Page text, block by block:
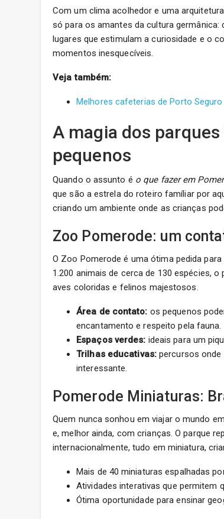
Com um clima acolhedor e uma
só para os amantes da cultura germânica:
lugares que estimulam a curiosidade e o
momentos inesquecíveis.
Veja também:
Melhores cafeterias de Porto Seguro
A magia dos
pequenos
Quando o assunto é o que fazer em
que são a estrela do roteiro famíliar por
criando um ambiente onde as crianças
Zoo Pomerode: um
O Zoo Pomerode é uma ótima pedida
1.200 animais de cerca de 130 espécies,
aves coloridas e felinos majestosos.
Área de contato: os pequenos
encantamento e respeito pela fauna.
Espaços verdes: ideais para um
Trilhas educativas:percursos onde
interessante.
Pomerode Miniaturas:
Quem nunca sonhou em viajar o mundo
e, melhor ainda, com crianças. O parque
internacionalmente, tudo em miniatura,
Mais de 40 miniaturas espalhadas
Atividades interativas que permitem
Ótima oportunidade para ensinar